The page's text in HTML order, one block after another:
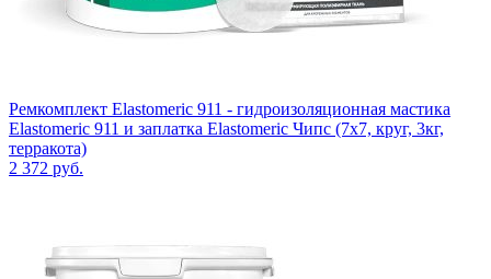
Ремкомплект Elastomeric 911 - гидроизоляционная мастика
Elastomeric 911 и заплатка Elastomeric Чипс (7х7, круг, 3кг,
терракота)
2 372 руб.